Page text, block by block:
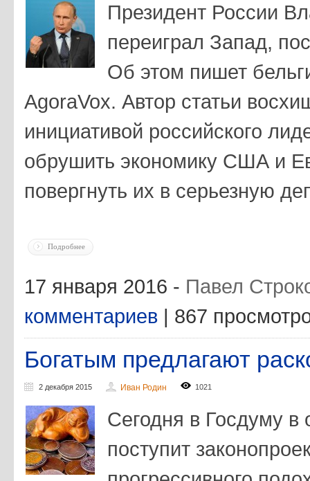
Президент России
переиграл Запад,
Об этом пишет
AgoraVox. Автор статьи
инициативой российского
обрушить экономику США и
повергнуть их в серьезную
Подробнее
17 января 2016 - Павел
комментариев | 867
Богатым предлагают
2 декабря 2015 Иван Родин 1021
Сегодня в Госдуму в
поступит